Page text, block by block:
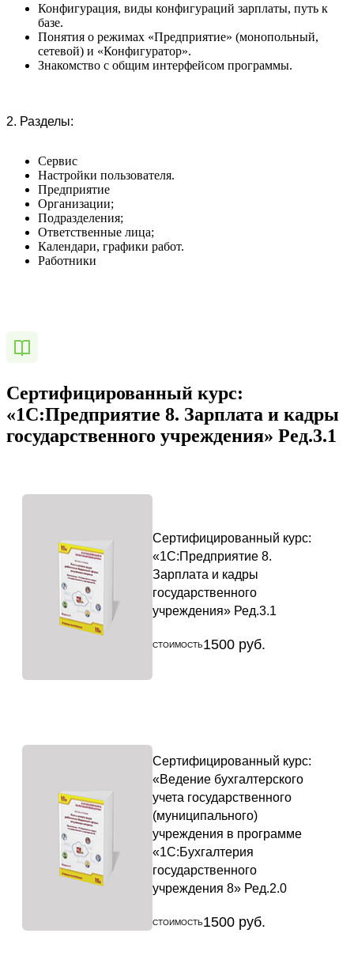
Конфигурация, виды конфигураций зарплаты, путь к
базе.
Понятия о режимах «Предприятие» (монопольный,
сетевой) и «Конфигуратор».
Знакомство с общим интерфейсом программы.
2. Разделы:
Сервис
Настройки пользователя.
Предприятие
Организации;
Подразделения;
Ответственные лица;
Календари, графики работ.
Работники
Сертифицированный курс:
«1С:Предприятие 8. Зарплата и кадры
государственного учреждения» Ред.3.1
Сертифицированный курс:
«1С:Предприятие 8.
Зарплата и кадры
государственного
учреждения» Ред.3.1
СТОИМОСТЬ1500 руб.
Сертифицированный курс:
«Ведение бухгалтерского
учета государственного
(муниципального)
учреждения в программе
«1С:Бухгалтерия
государственного
учреждения 8» Ред.2.0
СТОИМОСТЬ1500 руб.